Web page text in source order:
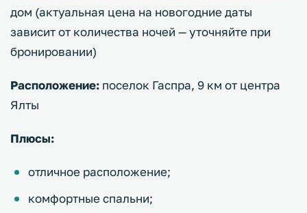
дом (актуальная цена на новогодние даты
зависит от количества ночей — уточняйте при
бронировании)
Расположение: поселок Гаспра, 9 км от центра
Ялты
Плюсы:
отличное расположение;
комфортные спальни;